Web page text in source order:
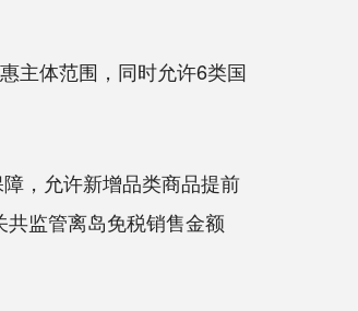
主体范围，同时允许6类国
，允许新增品类商品提前
监管离岛免税销售金额